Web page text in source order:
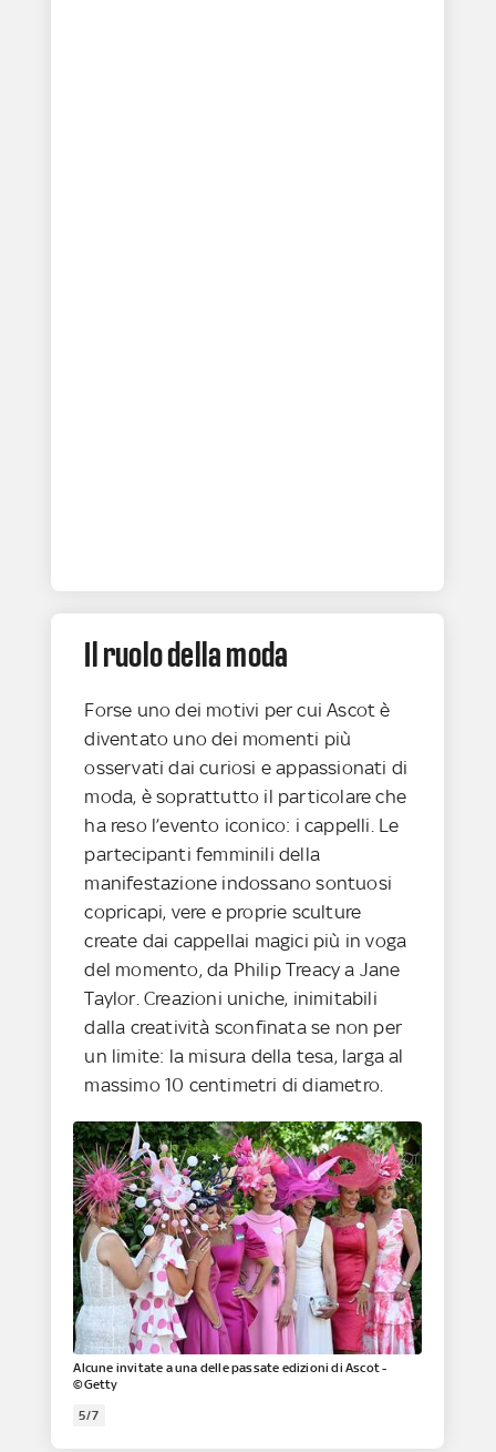
Il ruolo della moda
Forse uno dei motivi per cui Ascot è
diventato uno dei momenti più
osservati dai curiosi e appassionati di
moda, è soprattutto il particolare che
ha reso l’evento iconico: i cappelli. Le
partecipanti femminili della
manifestazione indossano sontuosi
copricapi, vere e proprie sculture
create dai cappellai magici più in voga
del momento, da Philip Treacy a Jane
Taylor. Creazioni uniche, inimitabili
dalla creatività sconfinata se non per
un limite: la misura della tesa, larga al
massimo 10 centimetri di diametro.
Alcune invitate a una delle passate edizioni di Ascot -
©Getty
5/7